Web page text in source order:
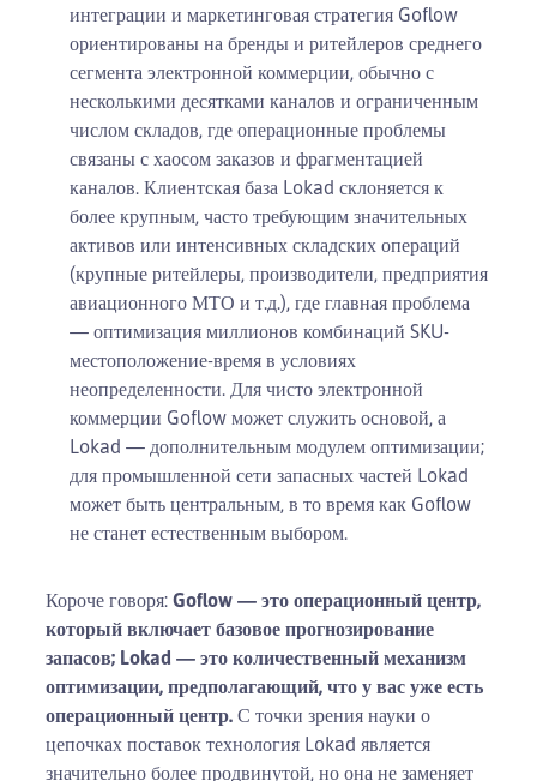
интеграции и маркетинговая стратегия Goflow
ориентированы на бренды и ритейлеров среднего
сегмента электронной коммерции, обычно с
несколькими десятками каналов и ограниченным
числом складов, где операционные проблемы
связаны с хаосом заказов и фрагментацией
каналов. Клиентская база Lokad склоняется к
более крупным, часто требующим значительных
активов или интенсивных складских операций
(крупные ритейлеры, производители, предприятия
авиационного МТО и т.д.), где главная проблема
— оптимизация миллионов комбинаций SKU-
местоположение-время в условиях
неопределенности. Для чисто электронной
коммерции Goflow может служить основой, а
Lokad — дополнительным модулем оптимизации;
для промышленной сети запасных частей Lokad
может быть центральным, в то время как Goflow
не станет естественным выбором.
Короче говоря: Goflow — это операционный центр,
который включает базовое прогнозирование
запасов; Lokad — это количественный механизм
оптимизации, предполагающий, что у вас уже есть
операционный центр. С точки зрения науки о
цепочках поставок технология Lokad является
значительно более продвинутой, но она не заменяет